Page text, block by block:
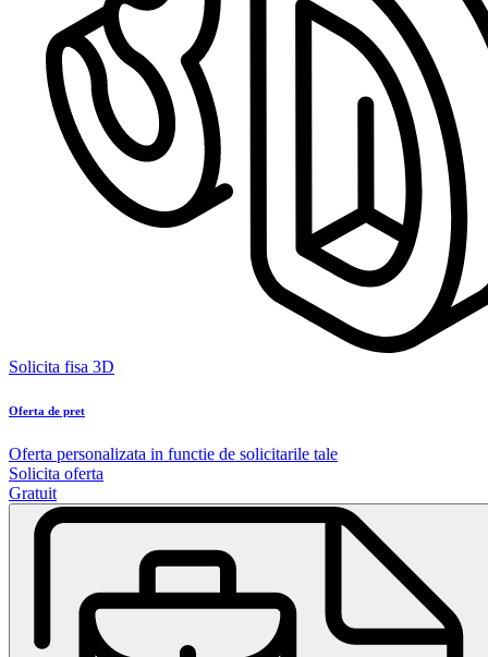
Solicita fisa 3D
Oferta de pret
Oferta personalizata in functie de solicitarile tale
Solicita oferta
Gratuit